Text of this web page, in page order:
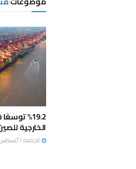
%19.2
الخارجية
الجمعة 7 أغسطس 2026